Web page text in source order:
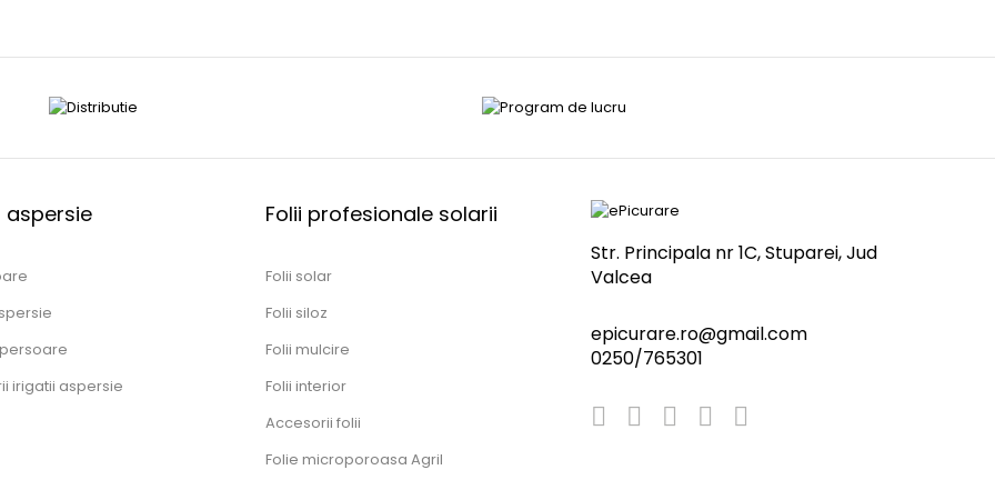
aspersie
irigatii aspersie
Folii profesionale solarii
Folii solar
Folii siloz
Folii mulcire
Folii interior
Accesorii folii
Folie microporoasa Agril
Str. Principala nr 1C, Stuparei, Jud
Valcea
epicurare.ro@gmail.com
0250/765301